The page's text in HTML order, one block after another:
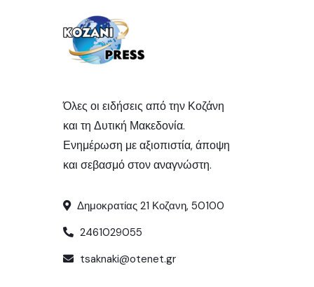
Όλες οι ειδήσεις από την Κοζάνη
και τη Δυτική Μακεδονία.
Ενημέρωση με αξιοπιστία, άποψη
και σεβασμό στον αναγνώστη.
Δημοκρατίας 21 Κοζανη, 50100
2461029055
tsaknaki@otenet.gr